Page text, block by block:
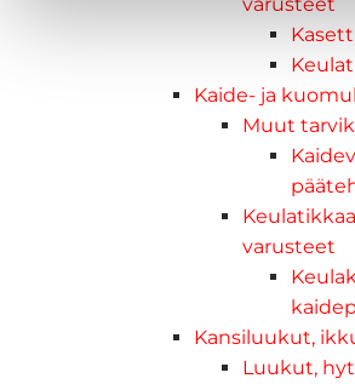
Kaide- ja
Muut
varusteet
Kansiluukut,
Luukut,